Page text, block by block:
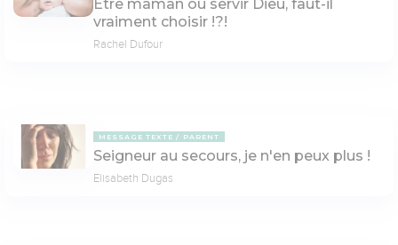
Être maman ou servir Dieu, faut-il
vraiment choisir !?!
Rachel Dufour
MESSAGE TEXTE PARENT
Seigneur au secours, je n'en peux plus !
Elisabeth Dugas